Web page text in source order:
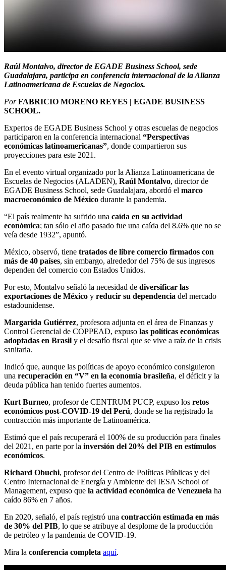
Raúl Montalvo, director de EGADE Business School, sede
Guadalajara, participa en conferencia internacional de laAlianza
Latinoamericana de Escuelas de Negocios.
Por FABRICIO MORENO REYES | EGADE BUSINESS
SCHOOL.
Expertos de EGADE Business School y otras escuelas de negocios
participaron en la conferencia internacional “Perspectivas
económicas latinoamericanas”, donde compartieron sus
proyecciones para este 2021.
En el evento virtual organizado por la Alianza Latinoamericana de
Escuelas de Negocios (ALADEN), Raúl Montalvo, director de
EGADE Business School, sede Guadalajara, abordó el marco
macroeconómico de México durante la pandemia.
“El país realmente ha sufrido una caída en su actividad
económica; tan sólo el año pasado fue una caída del 8.6% que no se
veía desde 1932”, apuntó.
México, observó, tiene tratados de libre comercio firmados con
más de 40 países, sin embargo, alrededor del 75% de sus ingresos
dependen del comercio con Estados Unidos.
Por esto, Montalvo señaló la necesidad de diversificar las
exportaciones de México y reducir su dependencia del mercado
estadounidense.
Margarida Gutiérrez, profesora adjunta en el área de Finanzas y
Control Gerencial de COPPEAD, expuso las políticas económicas
adoptadas en Brasil y el desafío fiscal que se vive a raíz de la crisis
sanitaria.
Indicó que, aunque las políticas de apoyo económico consiguieron
una recuperación en “V” en la economía brasileña, el déficit y la
deuda pública han tenido fuertes aumentos.
Kurt Burneo, profesor de CENTRUM PUCP, expuso los retos
económicos post-COVID-19 del Perú, donde se ha registrado la
contracción más importante de Latinoamérica.
Estimó que el país recuperará el 100% de su producción para finales
del 2021, en parte por la inversión del 20% del PIB en estímulos
económicos.
Richard Obuchi, profesor del Centro de Políticas Públicas y del
Centro Internacional de Energía y Ambiente del IESA School of
Management, expuso que la actividad económica de Venezuela ha
caído 86% en 7 años.
En 2020, señaló, el país registró una contracción estimada en más
de 30% del PIB, lo que se atribuye al desplome de la producción
de petróleo y la pandemia de COVID-19.
Mira la conferencia completa aquí.